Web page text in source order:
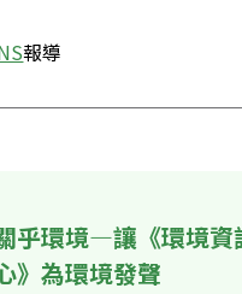
報導
乎環境—讓《環境資
》為環境發聲